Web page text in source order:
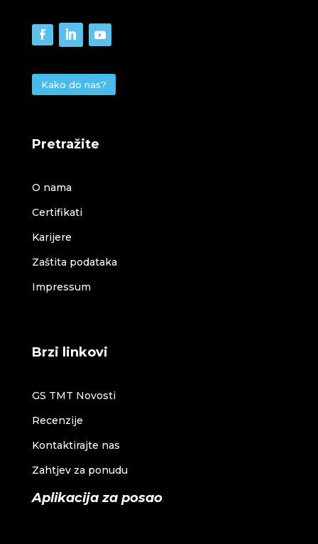
Kako do nas?
Pretražite
O nama
Certifikati
Karijere
Zaštita podataka
Impressum
Brzi linkovi
GS TMT Novosti
Recenzije
Kontaktirajte nas
Zahtjev za ponudu
Aplikacija za posao